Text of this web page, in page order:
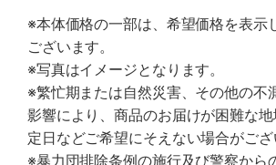
※本体価格の一部は、希望価格を表示
ございます。
※写真はイメージとなります。
※繁忙期または自然災害、その他の不
影響により、商品のお届けが困難な
定日などご希望にそえない場合がござ
※暴力団排除条例の施行及び警察から